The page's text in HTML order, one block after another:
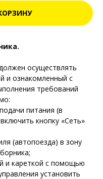
осуществлять
и ознакомленный с
требований
питания (в
кнопку «Сеть»
(автопоезда) в зону
и кареткой с помощью
установить